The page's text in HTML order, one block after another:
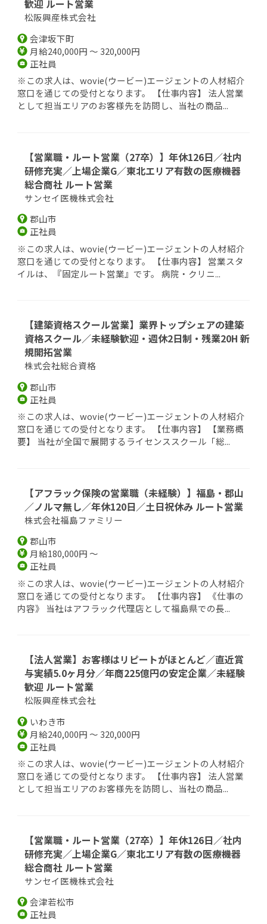
歓迎 ルート営業
松阪興産株式会社
会津坂下町
月給240,000円 ～ 320,000円
正社員
※この求人は、wovie(ウービー)エージェントの人材紹介
窓口を通じての受付となります。 【仕事内容】 法人営業
として担当エリアのお客様先を訪問し、当社の商品...
【営業職・ルート営業（27卒）】年休126日／社内
研修充実／上場企業G／東北エリア有数の医療機器
総合商社 ルート営業
サンセイ医機株式会社
郡山市
正社員
※この求人は、wovie(ウービー)エージェントの人材紹介
窓口を通じての受付となります。 【仕事内容】 営業スタ
イルは、『固定ルート営業』です。 病院・クリニ...
【建築資格スクール営業】業界トップシェアの建築
資格スクール／未経験歓迎・週休2日制・残業20H 新
規開拓営業
株式会社総合資格
郡山市
正社員
※この求人は、wovie(ウービー)エージェントの人材紹介
窓口を通じての受付となります。 【仕事内容】 【業務概
要】 当社が全国で展開するライセンススクール「総...
【アフラック保険の営業職（未経験）】福島・郡山
／ノルマ無し／年休120日／土日祝休み ルート営業
株式会社福島ファミリー
郡山市
月給180,000円 ～
正社員
※この求人は、wovie(ウービー)エージェントの人材紹介
窓口を通じての受付となります。 【仕事内容】 《仕事の
内容》 当社はアフラック代理店として福島県での長...
【法人営業】お客様はリピートがほとんど／直近賞
与実績5.0ヶ月分／年商225億円の安定企業／未経験
歓迎 ルート営業
松阪興産株式会社
いわき市
月給240,000円 ～ 320,000円
正社員
※この求人は、wovie(ウービー)エージェントの人材紹介
窓口を通じての受付となります。 【仕事内容】 法人営業
として担当エリアのお客様先を訪問し、当社の商品...
【営業職・ルート営業（27卒）】年休126日／社内
研修充実／上場企業G／東北エリア有数の医療機器
総合商社 ルート営業
サンセイ医機株式会社
会津若松市
正社員